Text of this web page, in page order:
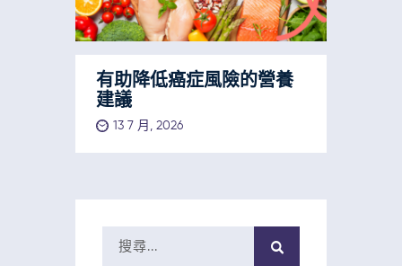
有助降低癌症風險的營養
建議
13 7 月, 2026